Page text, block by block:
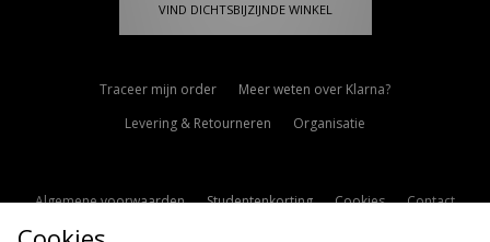
VIND DICHTSBIJZIJNDE WINKEL
Traceer mijn order
Meer weten over Klarna?
Levering & Retourneren
Organisatie
Algemene voorwaarden Studentenkorting Cookies
Contact
Cookie Instellingen